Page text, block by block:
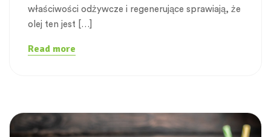
właściwości odżywcze i regenerujące sprawiają, że
olej ten jest […]
Read more